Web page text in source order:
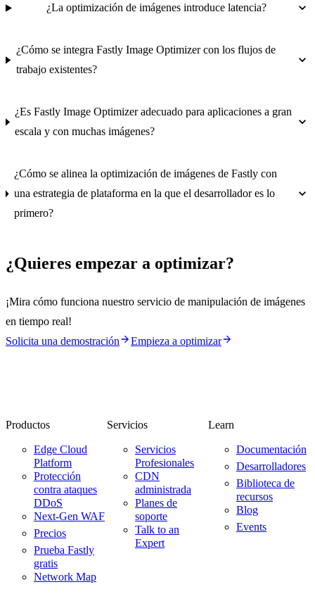
¿La optimización de imágenes introduce latencia?
¿Cómo se integra Fastly Image Optimizer con los flujos de
trabajo existentes?
¿Es Fastly Image Optimizer adecuado para aplicaciones a gran
escala y con muchas imágenes?
¿Cómo se alinea la optimización de imágenes de Fastly con
una estrategia de plataforma en la que el desarrollador es lo
primero?
¿Quieres empezar a optimizar?
¡Mira cómo funciona nuestro servicio de manipulación de imágenes
en tiempo real!
Solicita una demostración
Empieza a optimizar
Productos
Edge Cloud
Platform
Protección
contra ataques
DDoS
Next-Gen WAF
Precios
Prueba Fastly
gratis
Network Map
Servicios
Servicios
Profesionales
CDN
administrada
Planes de
soporte
Talk to an
Expert
Learn
Documentación
Desarrolladores
Biblioteca de
recursos
Blog
Events